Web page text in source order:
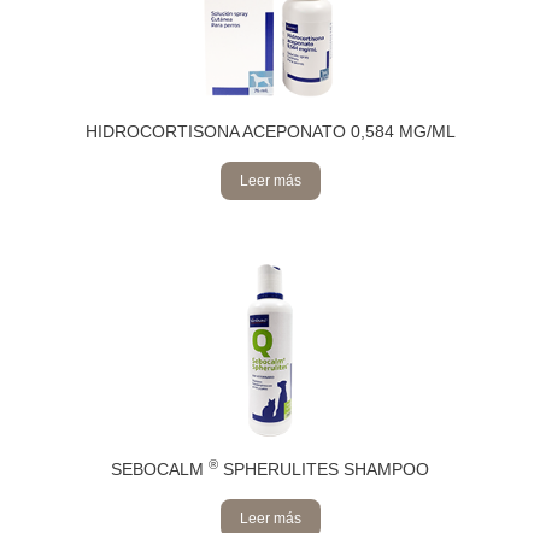
HIDROCORTISONA ACEPONATO 0,584 MG/ML
Leer más
SEBOCALM ® SPHERULITES SHAMPOO
Leer más